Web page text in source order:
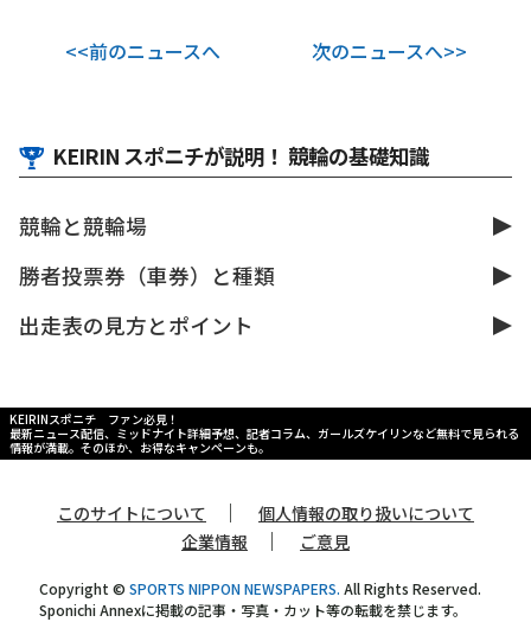
<<前のニュースへ 次のニュースへ>>
KEIRIN スポニチが説明！ 競輪の基礎知識
競輪と競輪場
勝者投票券（車券）と種類
出走表の見方とポイント
KEIRINスポニチ ファン必見！
最新ニュース配信、ミッドナイト詳細予想、記者コラム、ガールズケイリンなど無料で見られる
情報が満載。そのほか、お得なキャンペーンも。
このサイトについて ｜
個人情報の取り扱いについて
企業情報
｜ ご意見
Copyright © SPORTS NIPPON NEWSPAPERS. All Rights Reserved.
Sponichi Annexに掲載の記事・写真・カット等の転載を禁じます。